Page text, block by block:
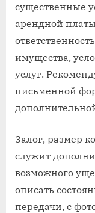
существенные
арендной
имущества,
услуг.
письменной
Залог, размер
служит
возможного
описать
передачи, с